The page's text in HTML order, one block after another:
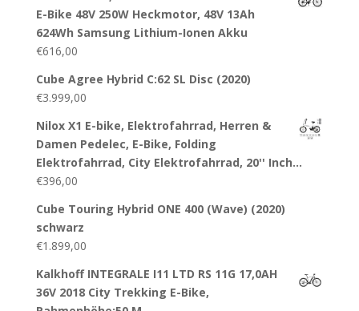
E-Bike 48V 250W Heckmotor, 48V 13Ah
624Wh Samsung Lithium-Ionen Akku
€616,00
Cube Agree Hybrid C:62 SL Disc (2020)
€3.999,00
Nilox X1 E-bike, Elektrofahrrad, Herren &
Damen Pedelec, E-Bike, Folding
Elektrofahrrad, City Elektrofahrrad, 20'' Inch…
€396,00
Cube Touring Hybrid ONE 400 (Wave) (2020)
schwarz
€1.899,00
Kalkhoff INTEGRALE I11 LTD RS 11G 17,0AH
36V 2018 City Trekking E-Bike,